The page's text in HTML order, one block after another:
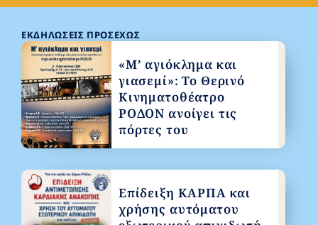
ΕΚΔΗΛΏΣΕΙΣ ΠΡΟΣΕΧΏΣ
«Μ’ αγιόκλημα και
γιασεμί»: Το Θερινό
Κινηματοθέατρο
ΡΟΔΟΝ ανοίγει τις
πόρτες του
Επίδειξη ΚΑΡΠΑ και
χρήσης αυτόματου